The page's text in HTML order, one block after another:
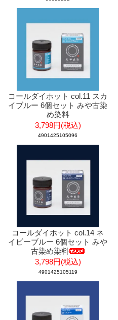
コールダイホット col.11 スカ
イブルー 6個セット みや古染
め染料
3,798円(税込)
4901425105096
コールダイホット col.14 ネ
イビーブルー 6個セット みや
古染め染料
3,798円(税込)
4901425105119